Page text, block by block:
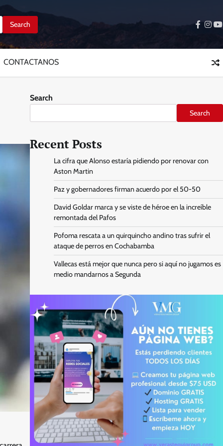
CONTACTANOS
Search
Search
Recent Posts
La cifra que Alonso estaría pidiendo por renovar con
Aston Martin
Paz y gobernadores firman acuerdo por el 50-50
David Goldar marca y se viste de héroe en la increíble
remontada del Pafos
Pofoma rescata a un quirquincho andino tras sufrir el
ataque de perros en Cochabamba
Vallecas está mejor que nunca pero si aquí no jugamos es
medio mandarnos a Segunda